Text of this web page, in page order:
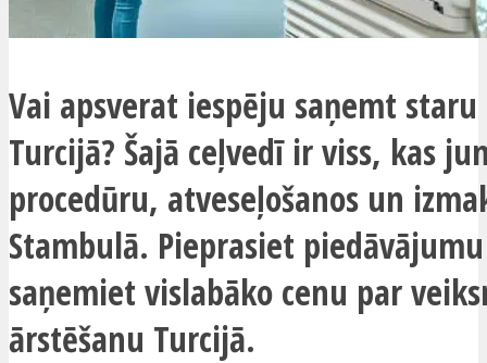
Vai apsverat iespēju saņemt
Turcijā? Šajā ceļvedī ir viss, kas
procedūru, atveseļošanos un
Stambulā. Pieprasiet
saņemiet vislabāko cenu par
ārstēšanu Turcijā.